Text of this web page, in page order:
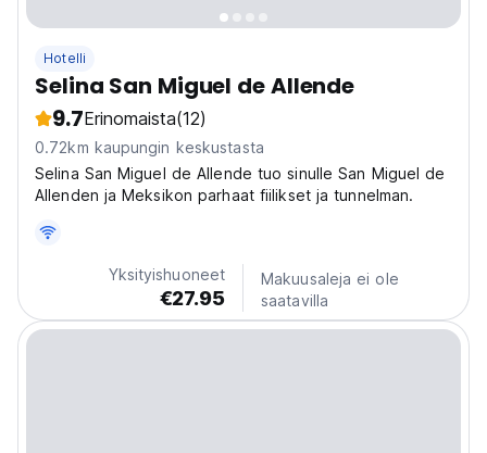
Hotelli
Selina San Miguel de Allende
9.7Erinomaista(12)
0.72km kaupungin keskustasta
Selina San Miguel de Allende tuo sinulle San Miguel de
Allenden ja Meksikon parhaat fiilikset ja tunnelman.
Yksityishuoneet
€27.95
Makuusaleja ei ole
saatavilla